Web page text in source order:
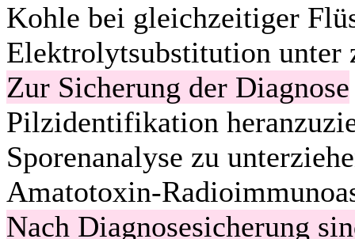
Kohle bei gleichzeitiger
Elektrolytsubstitution unter
Zur Sicherung der Diagnose
Pilzidentifikation
Sporenanalyse zu
Amatotoxin-
Nach Diagnosesicherung